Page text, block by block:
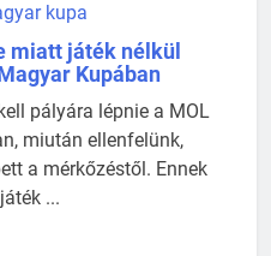
kupa
miatt játék nélkül
Kupában
pályára lépnie a MOL
miután ellenfelünk,
a mérkőzéstől. Ennek
...